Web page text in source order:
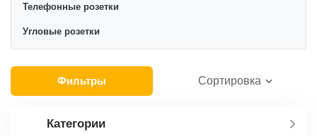
Телефонные розетки
Угловые розетки
Фильтры Сортировка
Категории